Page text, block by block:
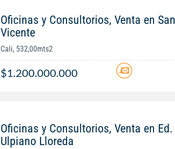
Oficinas y Consultorios, Venta en San
Vicente
Cali, 532,00mts2
$1.200.000.000
Oficinas y Consultorios, Venta en Ed.
Ulpiano Lloreda